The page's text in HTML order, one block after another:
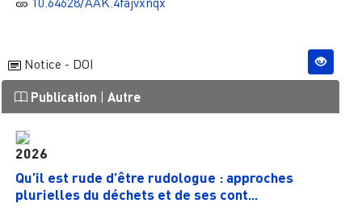
Notice - DOI
Publication | Autre
2026
Qu’il est rude d’être rudologue : approches
plurielles du déchets et de ses cont...